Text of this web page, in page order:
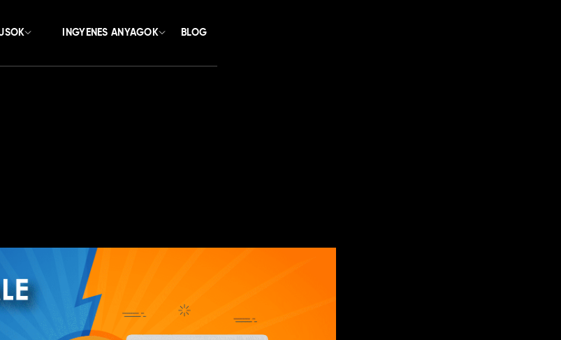
INGYENES ANYAGOK BLOG